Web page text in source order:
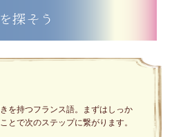
探そう
を持つフランス語。まずはしっか
とで次のステップに繋がります。